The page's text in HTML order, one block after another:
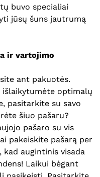
buvo specialiai
jūsų šuns jautrumą
ir vartojimo
ant pakuotės.
išlaikytumėte optimalų
pasitarkite su savo
šiuo pašaru?
pašaro su vis
pakeiskite pašarą per
kad augintinis visada
Laikui bėgant